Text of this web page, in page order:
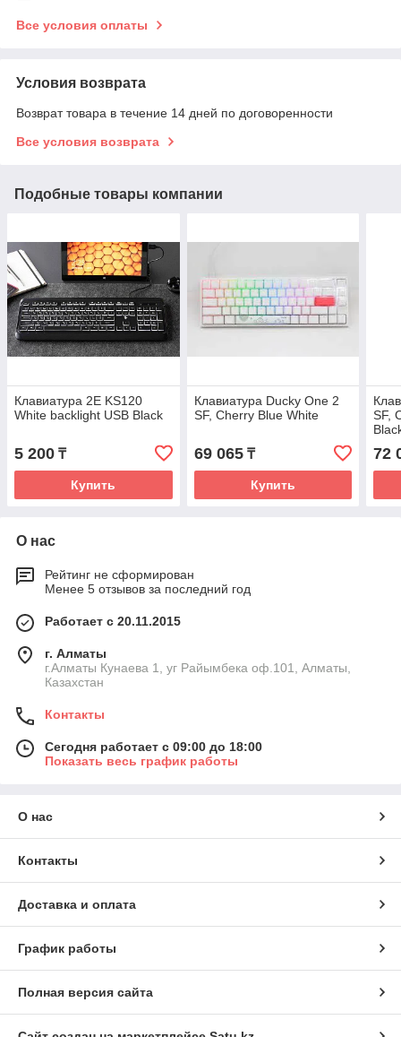
Все условия оплаты
Условия возврата
Возврат товара в течение 14 дней по договоренности
Все условия возврата
Подобные товары компании
Клавиатура 2E KS120
White backlight USB Black
5 200 ₸
Купить
Клавиатура Ducky One 2
SF, Cherry Blue White
69 065₸
Купить
SF,
72
О нас
Рейтинг не сформирован
Менее 5 отзывов за последний год
Работает с 20.11.2015
г. Алматы
г.Алматы Кунаева 1, уг Райымбека оф.101, Алматы,
Казахстан
Контакты
Сегодня работает с 09:00 до 18:00
Показать весь график работы
О нас
Контакты
Доставка и оплата
График работы
Полная версия сайта